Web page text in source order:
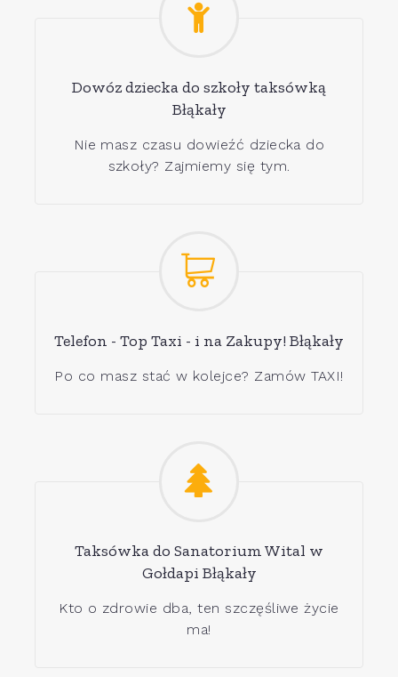
Dowóz dziecka do szkoły taksówką
Błąkały
Nie masz czasu dowieźć dziecka do
szkoły? Zajmiemy się tym.
Telefon - Top Taxi - i na Zakupy! Błąkały
Po co masz stać w kolejce? Zamów TAXI!
Taksówka do Sanatorium Wital w
Gołdapi Błąkały
Kto o zdrowie dba, ten szczęśliwe życie
ma!